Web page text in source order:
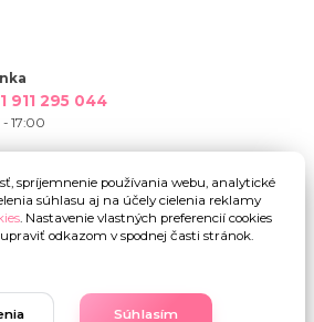
911 295 044
17:00
spríjemnenie používania webu, analytické
súhlasu aj na účely cielenia reklamy
. Nastavenie vlastných preferencií cookies
odkazom v spodnej časti stránok.
Súhlasím